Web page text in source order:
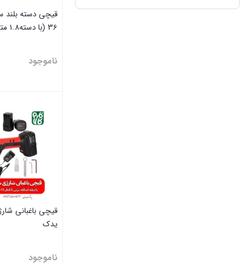
پمپ سمپاش
قیچی دسته بلند
36 (با دسته1.8 متری)
ناموجود
یدک
ناموجود